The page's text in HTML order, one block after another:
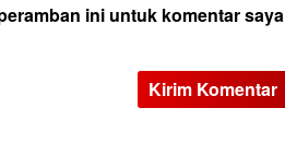
ini untuk komentar saya